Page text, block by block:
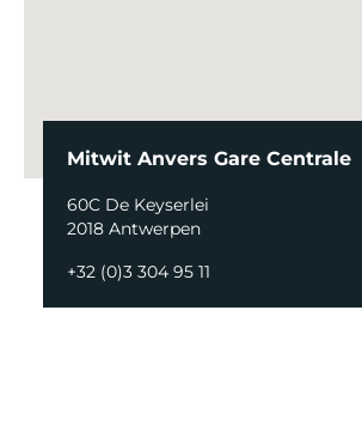
Mitwit Anvers Gare Centrale
60C De Keyserlei
2018 Antwerpen
+32 (0)3 304 95 11